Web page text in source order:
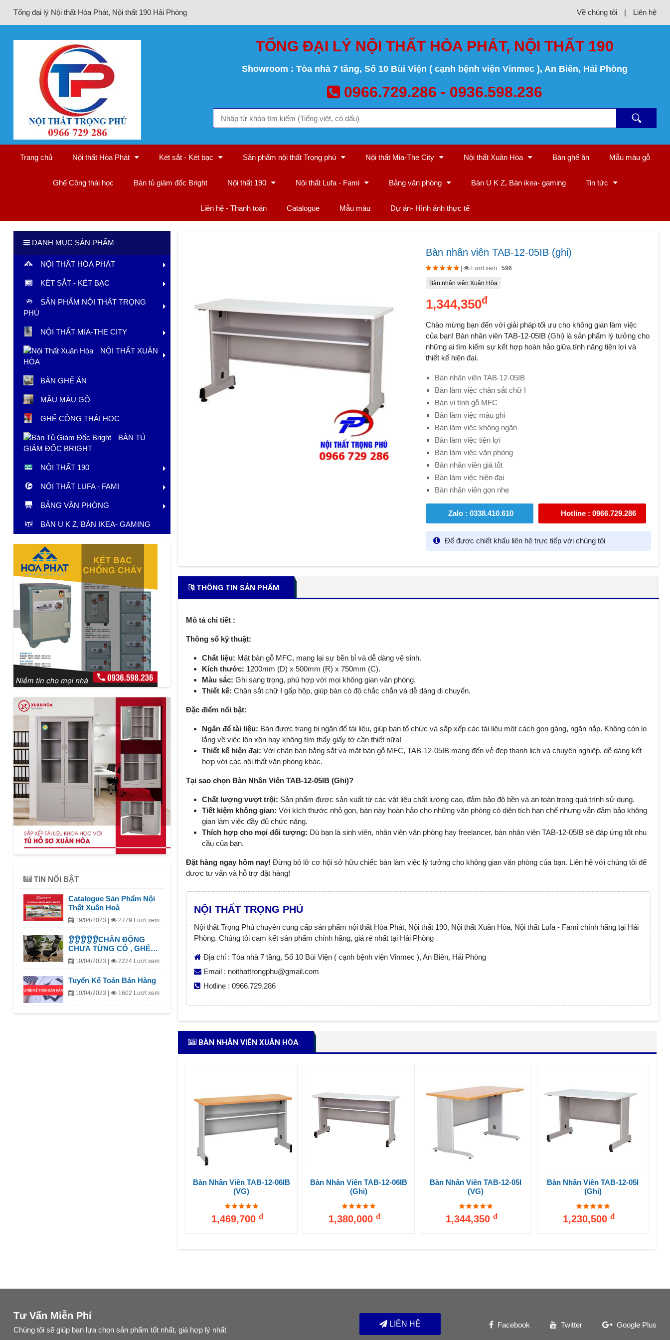
Tổng đại lý Nội thất Hòa Phát, Nội thất 190 Hải Phòng Về chúng tôi | Liên hệ
TỔNG ĐẠI LÝ NỘI THẤT HÒA PHÁT, NỘI THẤT 190
Showroom : Tòa nhà 7 tầng, Số 10 Bùi Viện ( cạnh bệnh viện Vinmec ), An Biên, Hải Phòng
0966.729.286 - 0936.598.236
Trang chủ Nội thất Hòa Phát Két sắt - Két bạc Sản phẩm nội thất Trọng phú Nội thất Mia-The City Nội thất Xuân Hòa Bàn ghế ăn Mẫu màu gỗ
Ghế Công thái học Bàn tủ giám đốc Bright Nội thất 190 Nội thất Lufa - Fami Bảng văn phòng Bàn U K Z, Bàn ikea- gaming Tin tức
Liên hệ - Thanh toán Catalogue Mẫu màu Dự án- Hình ảnh thực tế
DANH MỤC SẢN PHẨM
NỘI THẤT HÒA PHÁT
KÉT SẮT - KÉT BẠC
SẢN PHẨM NỘI THẤT TRỌNG
PHÚ
NỘI THẤT MIA-THE CITY
NỘI THẤT XUÂN
HÒA
BÀN GHẾ ĂN
MẪU MÀU GỖ
GHẾ CÔNG THÁI HỌC
BÀN TỦ
GIÁM ĐỐC BRIGHT
NỘI THẤT 190
NỘI THẤT LUFA - FAMI
BẢNG VĂN PHÒNG
BÀN U K Z, BÀN IKEA- GAMING
TIN NỔI BẬT
Catalogue Sản Phẩm Nội
Thất Xuân Hoà
19/04/2023 | 2779 Lượt xem
👂👂👂👂👂CHẤN ĐỘNG
CHƯA TỪNG CÓ , GHẾ
GAMING-GHẾ CÔNG
THÁI HỌC DỌN SẠCH
KHO KHÔNG LO VỀ GIÁ .
#XANH_18_CÀNH ,
#NÂU_CHỈ_11_CÀNH
10/04/2023 | 2224 Lượt xem
Tuyển Kế Toán Bán Hàng
10/04/2023 | 1602 Lượt xem
Bàn nhân viên TAB-12-05IB (ghi)
Lượt xem :596
Bàn nhân viên Xuân Hòa
1,344,350đ
Chào mừng bạn đến với giải pháp tối ưu cho không gian làm việc
của bạn! Bàn nhân viên TAB-12-05IB (Ghi) là sản phẩm lý tưởng cho
những ai tìm kiếm sự kết hợp hoàn hảo giữa tính năng tiện lợi và
thiết kế hiện đại.
Bàn nhân viên TAB-12-05IB
Bàn làm việc chân sắt chữ I
Bàn vi tính gỗ MFC
Bàn làm việc màu ghi
Bàn làm việc không ngăn
Bàn làm việc tiện lợi
Bàn làm việc văn phòng
Bàn nhân viên giá tốt
Bàn làm việc hiện đại
Bàn nhân viên gọn nhẹ
Zalo : 0338.410.610 Hotline : 0966.729.286
Để được chiết khấu liên hệ trực tiếp với chúng tôi
THÔNG TIN SẢN PHẨM
Mô tả chi tiết :
Thông số kỹ thuật:
Chất liệu: Mặt bàn gỗ MFC, mang lại sự bền bỉ và dễ dàng vệ sinh.
Kích thước: 1200mm (D) x 500mm (R) x 750mm (C).
Màu sắc: Ghi sang trọng, phù hợp với mọi không gian văn phòng.
Thiết kế: Chân sắt chữ I gấp hộp, giúp bàn có độ chắc chắn và dễ dàng di chuyển.
Đặc điểm nổi bật:
Ngăn để tài liệu: Bàn được trang bị ngăn để tài liệu, giúp bạn tổ chức và sắp xếp các tài liệu một cách gọn gàng, ngăn nắp. Không còn lo
lắng về việc lộn xộn hay không tìm thấy giấy tờ cần thiết nữa!
Thiết kế hiện đại: Với chân bàn bằng sắt và mặt bàn gỗ MFC, TAB-12-05IB mang đến vẻ đẹp thanh lịch và chuyên nghiệp, dễ dàng kết
hợp với các nội thất văn phòng khác.
Tại sao chọn Bàn Nhân Viên TAB-12-05IB (Ghi)?
Chất lượng vượt trội: Sản phẩm được sản xuất từ các vật liệu chất lượng cao, đảm bảo độ bền và an toàn trong quá trình sử dụng.
Tiết kiệm không gian: Với kích thước nhỏ gọn, bàn này hoàn hảo cho những văn phòng có diện tích hạn chế nhưng vẫn đảm bảo không
gian làm việc đầy đủ chức năng.
Thích hợp cho mọi đối tượng: Dù bạn là sinh viên, nhân viên văn phòng hay freelancer, bàn nhân viên TAB-12-05IB sẽ đáp ứng tốt nhu
cầu của bạn.
Đặt hàng ngay hôm nay! Đừng bỏ lỡ cơ hội sở hữu chiếc bàn làm việc lý tưởng cho không gian văn phòng của bạn. Liên hệ với chúng tôi để
được tư vấn và hỗ trợ đặt hàng!
NỘI THẤT TRỌNG PHÚ
Nội thất Trọng Phú chuyên cung cấp sản phẩm nội thất Hòa Phát, Nội thất 190, Nội thất Xuân Hòa, Nội thất Lufa - Fami chính hãng tại Hải
Phòng. Chúng tôi cam kết sản phẩm chính hãng, giá rẻ nhất tại Hải Phòng
Địa chỉ : Tòa nhà 7 tầng, Số 10 Bùi Viện ( cạnh bệnh viện Vinmec ), An Biên, Hải Phòng
Email : noithattrongphu@gmail.com
Hotline : 0966.729.286
BÀN NHÂN VIÊN XUÂN HÒA
Bàn Nhân Viên TAB-12-06IB
(VG)
1,469,700đ
Bàn Nhân Viên TAB-12-06IB
(ghi)
1,380,000đ
Bàn Nhân Viên TAB-12-05I
(VG)
1,344,350đ
Bàn Nhân Viên TAB-12-05I
(ghi)
1,230,500đ
Tư Vấn Miễn Phí
Chúng tôi sẽ giúp bạn lựa chọn sản phẩm tốt nhất, giá hợp lý nhất
LIÊN HỆ Facebook Twitter Google Plus